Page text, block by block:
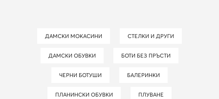
ДАМСКИ МОКАСИНИ СТЕЛКИ И ДРУГИ
ДАМСКИ ОБУВКИ БОТИ БЕЗ ПРЪСТИ
ЧЕРНИ БОТУШИ БАЛЕРИНКИ
ПЛАНИНСКИ ОБУВКИ ПЛУВАНЕ